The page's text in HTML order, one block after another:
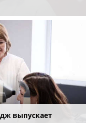
выпускает